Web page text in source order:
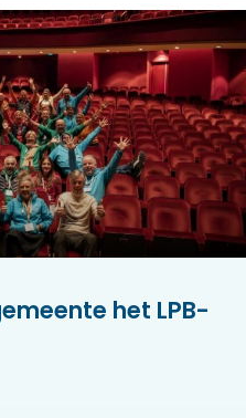
het LPB-